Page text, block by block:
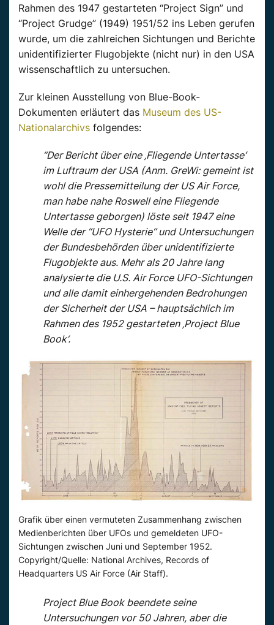
Rahmen des 1947 gestarteten “Project Sign” und
“Project Grudge” (1949) 1951/52 ins Leben gerufen
wurde, um die zahlreichen Sichtungen und Berichte
unidentifizierter Flugobjekte (nicht nur) in den USA
wissenschaftlich zu untersuchen.
Zur kleinen Ausstellung von Blue-Book-
Dokumenten erläutert das Museum des US-
Nationalarchivs folgendes:
“Der Bericht über eine ‚Fliegende Untertasse‘
im Luftraum der USA (Anm. GreWi: gemeint ist
wohl die Pressemitteilung der US Air Force,
man habe nahe Roswell eine Fliegende
Untertasse geborgen) löste seit 1947 eine
Welle der “UFO Hysterie“ und Untersuchungen
der Bundesbehörden über unidentifizierte
Flugobjekte aus. Mehr als 20 Jahre lang
analysierte die U.S. Air Force UFO-Sichtungen
und alle damit einhergehenden Bedrohungen
der Sicherheit der USA – hauptsächlich im
Rahmen des 1952 gestarteten ‚Project Blue
Book‘.
Grafik über einen vermuteten Zusammenhang zwischen
Medienberichten über UFOs und gemeldeten UFO-
Sichtungen zwischen Juni und September 1952.
Copyright/Quelle: National Archives, Records of
Headquarters US Air Force (Air Staff).
Project Blue Book beendete seine
Untersuchungen vor 50 Jahren, aber die